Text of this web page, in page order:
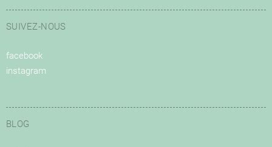
SUIVEZ-NOUS
facebook
instagram
BLOG